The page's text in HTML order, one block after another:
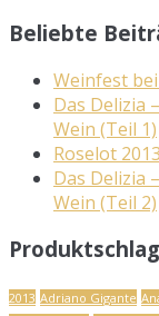
Beliebte
Weinfest
Das Delizia
Wein (Teil 1)
Roselot 2013
Das Delizia
Wein (Teil 2)
2013 Adriano Gigante